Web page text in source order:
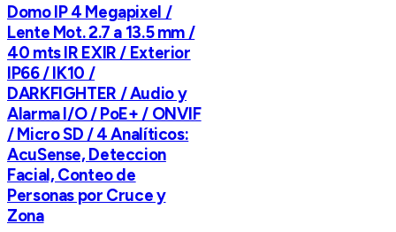
Domo IP 4 Megapixel /
Lente Mot. 2.7 a 13.5 mm /
40 mts IR EXIR / Exterior
IP66 / IK10 /
DARKFIGHTER / Audio y
Alarma I/O / PoE+ / ONVIF
/ Micro SD / 4 Analíticos:
AcuSense, Deteccion
Facial, Conteo de
Personas por Cruce y
Zona